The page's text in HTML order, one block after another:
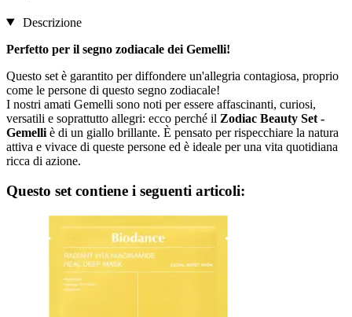
Descrizione
Perfetto per il segno zodiacale dei Gemelli!
Questo set è garantito per diffondere un'allegria contagiosa, proprio
come le persone di questo segno zodiacale!
I nostri amati Gemelli sono noti per essere affascinanti, curiosi,
versatili e soprattutto allegri: ecco perché il Zodiac Beauty Set -
Gemelli è di un giallo brillante. È pensato per rispecchiare la natura
attiva e vivace di queste persone ed è ideale per una vita quotidiana
ricca di azione.
Questo set contiene i seguenti articoli: